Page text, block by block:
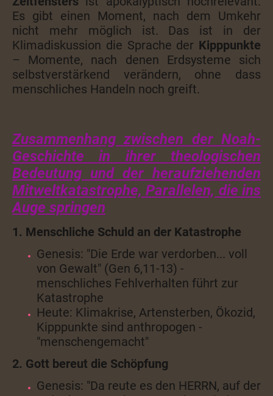
Es gibt einen Moment, nach dem Umkehr
nicht mehr möglich ist. Das ist in der
Klimadiskussion die Sprache der Kipppunkte
– Momente, nach denen Erdsysteme sich
selbstverstärkend verändern, ohne dass
menschliches Handeln noch greift.
Zusammenhang zwischen der Noah-
Geschichte in ihrer theologischen
Bedeutung und der heraufziehenden
Mitweltkatastrophe, Parallelen, die ins
Auge springen
1. Menschliche Schuld an der Katastrophe
Genesis: "Die Erde war verdorben... voll
von Gewalt" (Gen 6,11-13) -
menschliches Fehlverhalten führt zur
Katastrophe
Heute: Klimakrise, Artensterben, Ökozid,
Kipppunkte sind anthropogen -
"menschengemacht"
2. Gott bereut die Schöpfung
Genesis: "Da reute es den HERRN, auf der